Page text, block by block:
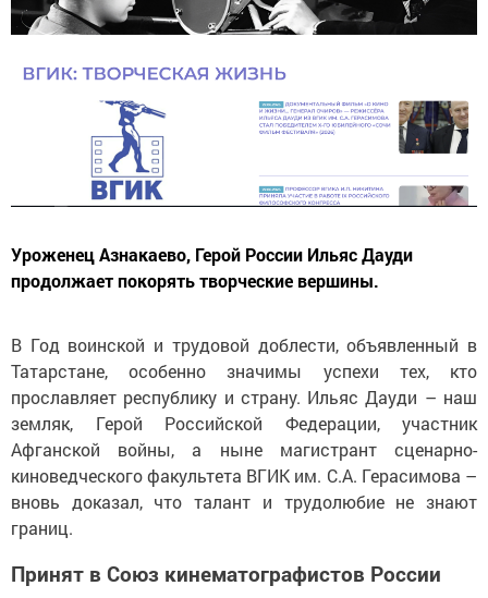
Уроженец Азнакаево, Герой России Ильяс Дауди
продолжает покорять творческие вершины.
В Год воинской и трудовой доблести, объявленный в
Татарстане, особенно значимы успехи тех, кто
прославляет республику и страну. Ильяс Дауди – наш
земляк, Герой Российской Федерации, участник
Афганской войны, а ныне магистрант сценарно-
киноведческого факультета ВГИК им. С.А. Герасимова –
вновь доказал, что талант и трудолюбие не знают
границ.
Принят в Союз кинематографистов России